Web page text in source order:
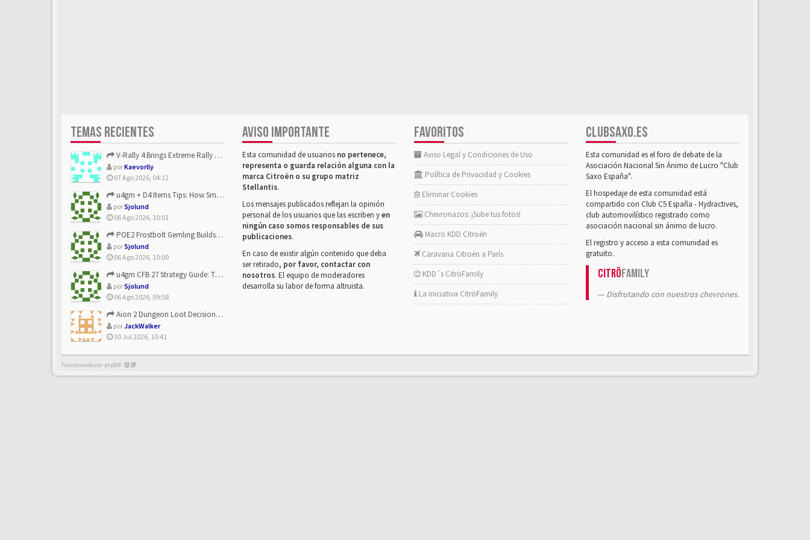
TEMAS RECIENTES
V-Rally 4 Brings Extreme Rally Racing With Challenging Track...
porKaevorlly
07 Ago 2026, 04:12
u4gm + D4 Items Tips: How Smart Players Optimize Gear, Build...
porSjolund
06 Ago 2026, 10:01
POE2 Frostbolt Gemling Builds Get Stronger With u4gm’s Ice C...
porSjolund
06 Ago 2026, 10:00
u4gm CFB 27 Strategy Guide: The Toxic Offensive Scheme Your ...
porSjolund
06 Ago 2026, 09:58
Aion 2 Dungeon Loot Decisions: Smarter Runs With U4N
porJackWalker
30 Jul 2026, 10:41
AVISO IMPORTANTE
Esta comunidad de usuarios no pertenece,
representa o guarda relación alguna con la
marca Citroën o su grupo matriz
Stellantis.
Los mensajes publicados reflejan la opinión
personal de los usuarios que las escriben yen
ningún caso somos responsables de sus
publicaciones.
En caso de existir algún contenido que deba
ser retirado, por favor, contactar con
nosotros. El equipo de moderadores
desarrolla su labor de forma altruista.
FAVORITOS
Aviso Legal y Condiciones de Uso
Política de Privacidad y Cookies
Eliminar Cookies
Chevronazos: ¡Sube tus fotos!
Macro KDD Citroën
Caravana Citroën a París
KDD´s CitröFamily
La iniciativa CitröFamily
CLUBSAXO.ES
Esta comunidad es el foro de debate de la
Asociación Nacional Sin Ánimo de Lucro "Club
Saxo España".
El hospedaje de esta comunidad está
compartido con Club C5 España - Hydractives,
club automovilístico registrado como
asociación nacional sin ánimo de lucro.
El registro y acceso a esta comunidad es
gratuito.
CitröFamily
Disfrutando con nuestros chevrones.
Funcionando con phpBB -